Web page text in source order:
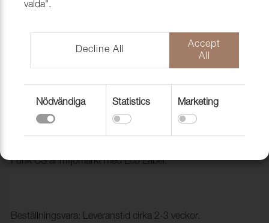
Tyg Funk CS 9804 Pepper
1008526
Funk CS är miljömärkt med Eco Label.
Beställningsvara: Leveranstid cirka 2-3 veckor.
valda".
Decline All
Accept
All
Nödvändiga Statistics Marketing